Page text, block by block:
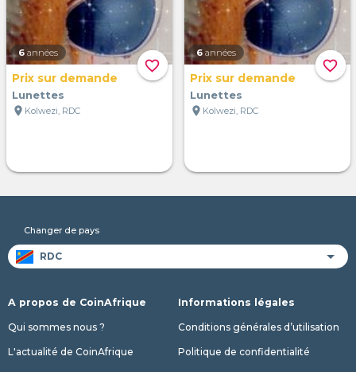
favorite_border
6 années
Prix sur demande
Lunettes
location_on Kolwezi, RDC
favorite_border
6 années
Prix sur demande
Lunettes
location_on Kolwezi, RDC
Changer de pays
A propos de CoinAfrique
Qui sommes nous ?
L'actualité de CoinAfrique
Informations légales
Conditions générales d’utilisation
Politique de confidentialité